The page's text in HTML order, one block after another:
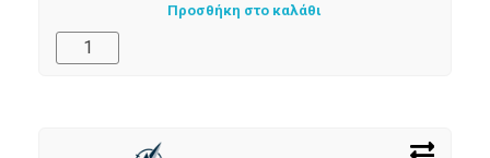
Προσθήκη στο καλάθι